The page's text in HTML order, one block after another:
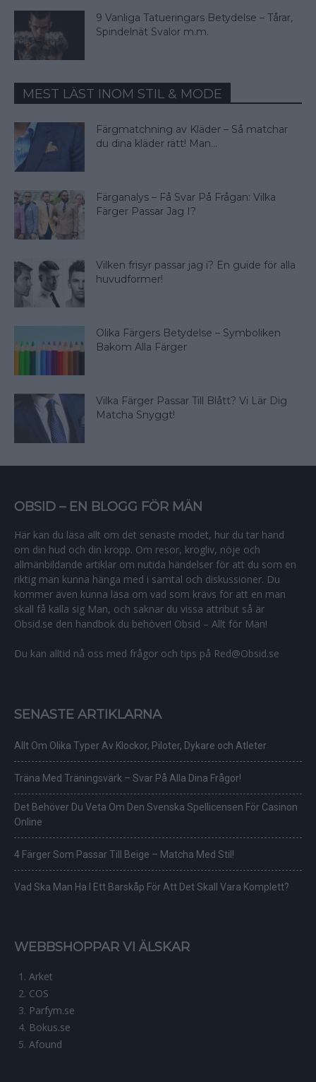
9 Vanliga Tatueringars Betydelse – Tårar,
Spindelnät Svalor m.m.
MEST LÄST INOM STIL & MODE
Färgmatchning av Kläder – Så matchar
du dina kläder rätt! Man...
Färganalys – Få Svar På Frågan: Vilka
Färger Passar Jag I?
Vilken frisyr passar jag i? En guide för alla
huvudformer!
Olika Färgers Betydelse – Symboliken
Bakom Alla Färger
Vilka Färger Passar Till Blått? Vi Lär Dig
Matcha Snyggt!
OBSID – EN BLOGG FÖR MÄN
Här kan du läsa allt om det senaste modet, hur du tar hand
om din hud och din kropp. Om resor, krogliv, nöje och
allmänbildande artiklar om nutida händelser för att du som en
riktig man kunna hänga med i samtal och diskussioner. Du
kommer även kunna läsa om vad som krävs för att en man
skall få kalla sig Man, och saknar du vissa attribut så är
Obsid.se den handbok du behöver! Obsid – Allt för Män!
Du kan alltid nå oss med frågor och tips på Red@Obsid.se
SENASTE ARTIKLARNA
Allt Om Olika Typer Av Klockor, Piloter, Dykare och Atleter
Träna Med Träningsvärk – Svar På Alla Dina Frågor!
Det Behöver Du Veta Om Den Svenska Spellicensen För Casinon
Online
4 Färger Som Passar Till Beige – Matcha Med Stil!
Vad Ska Man Ha I Ett Barskåp För Att Det Skall Vara Komplett?
WEBBSHOPPAR VI ÄLSKAR
Arket
COS
Parfym.se
Bokus.se
Afound